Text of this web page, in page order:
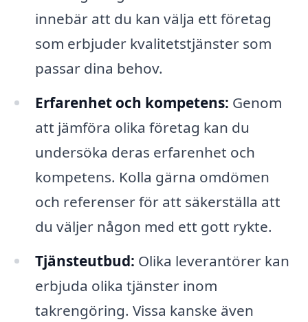
innebär att du kan välja ett företag
som erbjuder kvalitetstjänster som
passar dina behov.
Erfarenhet och kompetens: Genom
att jämföra olika företag kan du
undersöka deras erfarenhet och
kompetens. Kolla gärna omdömen
och referenser för att säkerställa att
du väljer någon med ett gott rykte.
Tjänsteutbud: Olika leverantörer kan
erbjuda olika tjänster inom
takrengöring. Vissa kanske även